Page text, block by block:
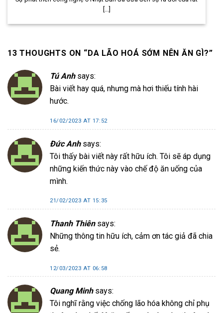
[...]
13 THOUGHTS ON “ DA LÃO HOÁ SỚM NÊN ĂN GÌ?”
Tú Anh says:
Bài viết hay quá, nhưng mà hơi thiếu tính hài
hước.
16/02/2023 AT 17:52
Đức Anh says:
Tôi thấy bài viết này rất hữu ích. Tôi sẽ áp dụng
những kiến thức này vào chế độ ăn uống của
mình.
21/02/2023 AT 15:35
Thanh Thiên says:
Những thông tin hữu ích, cảm ơn tác giả đã chia
sẻ.
12/03/2023 AT 06:58
Quang Minh says:
Tôi nghĩ rằng việc chống lão hóa không chỉ phụ